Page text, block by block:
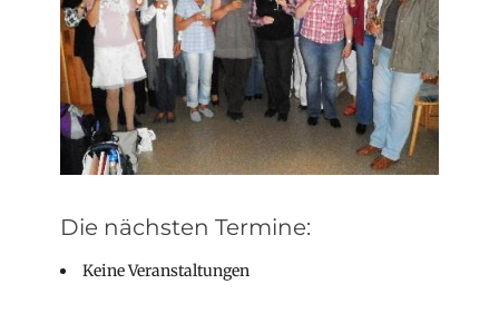
Die nächsten Termine:
Keine Veranstaltungen